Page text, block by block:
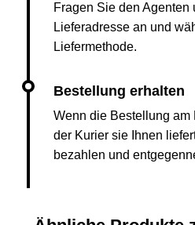
Fragen Sie den
Lieferadresse an und
Liefermethode.
Wenn die Bestellung am
der Kurier sie Ihnen
bezahlen und